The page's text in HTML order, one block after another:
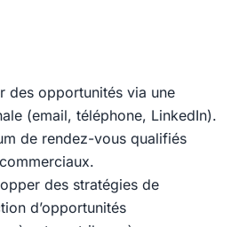
des opportunités via une
(email, téléphone, LinkedIn).
de rendez-vous qualifiés
des stratégies de
d’opportunités